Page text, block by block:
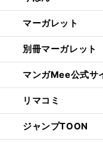
マーガレット
別冊マーガレット
マンガMee公式サ
リマコミ
ジャンプTOON